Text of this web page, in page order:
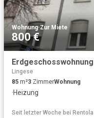
Wohnung·Zur Miete
800 €
Lingese
85 m²3 ZimmerWohnung
·Heizung
Seit letzter Woche bei Rentola